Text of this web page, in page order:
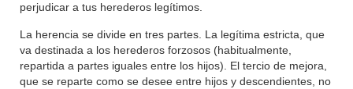
perjudicar a tus herederos legítimos.
La herencia se divide en tres partes. La legítima estricta, que
va destinada a los herederos forzosos (habitualmente,
repartida a partes iguales entre los hijos). El tercio de mejora,
que se reparte como se desee entre hijos y descendientes, no